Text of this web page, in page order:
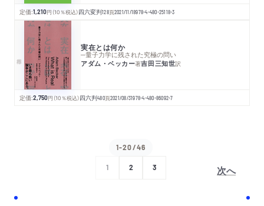
定価:1,210円 （10％税込）四六変判128頁2021/11/18978-4-480-25118-3
実在とは何か
─量子力学に残された究極の問い
アダム・ベッカー著吉田三知世訳
定価:2,750円 （10％税込）四六判480頁2021/08/31978-4-480-86092-7
1-20/46
1 2 3 次へ